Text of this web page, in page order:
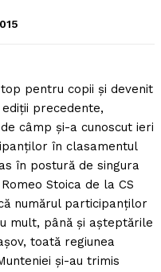
pentru copii şi devenit
precedente,
câmp şi-a cunoscut ieri
în clasamentul
în postură de singura
Stoica de la CS
numărul participanţilor
mult, până şi aşteptările
toată regiunea
şi-au trimis